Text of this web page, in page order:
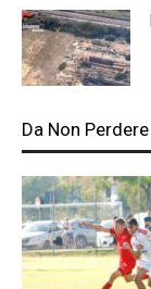
Da Non Perdere